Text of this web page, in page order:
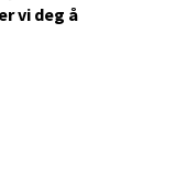
vi deg å